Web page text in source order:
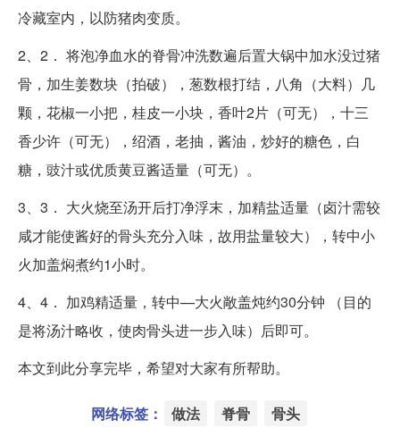
冷藏室内，以防猪肉变质。
2、2． 将泡净血水的脊骨冲洗数遍后置大锅中加水没过猪
骨，加生姜数块（拍破），葱数根打结，八角（大料）几
颗，花椒一小把，桂皮一小块，香叶2片（可无），十三
香少许（可无），绍酒，老抽，酱油，炒好的糖色，白
糖，豉汁或优质黄豆酱适量（可无）。
3、3． 大火烧至汤开后打净浮末，加精盐适量（卤汁需较
咸才能使酱好的骨头充分入味，故用盐量较大），转中小
火加盖焖煮约1小时。
4、4． 加鸡精适量，转中—大火敞盖炖约30分钟 （目的
是将汤汁略收，使肉骨头进一步入味）后即可。
本文到此分享完毕，希望对大家有所帮助。
网络标签： 做法 脊骨 骨头